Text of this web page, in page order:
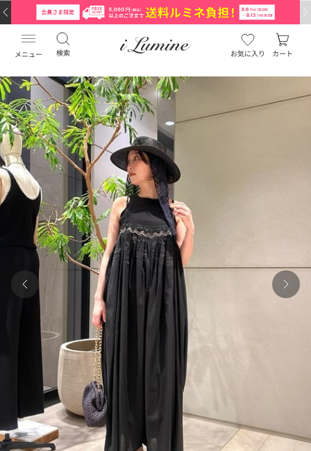
メニュー 検索 お気に入り カート